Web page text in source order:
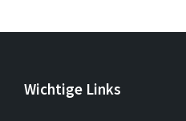
Wichtige Links